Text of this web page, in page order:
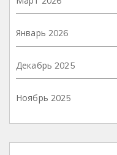
Январь 2026
Декабрь 2025
Ноябрь 2025